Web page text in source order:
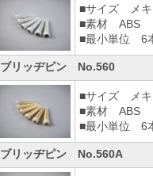
■サイズ メキ
■素材 ABS
■最小単位 6
ブリッヂピン No.560
■サイズ メキ
■素材 ABS
■最小単位 6
ブリッヂピン No.560A